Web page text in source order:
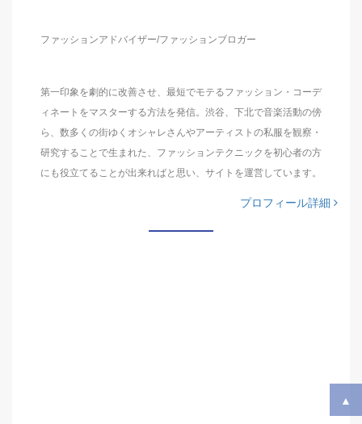
ファッションアドバイザー/ファッションブロガー
第一印象を劇的に改善させ、最短でモテるファッション・コーデ
ィネートをマスターする方法を発信。渋谷、下北で音楽活動の傍
ら、数多くの街ゆくオシャレさんやアーティストの私服を観察・
研究することで生まれた、ファッションテクニックを初心者の方
にも役立てることが出来ればと思い、サイトを運営しています。
プロフィール詳細